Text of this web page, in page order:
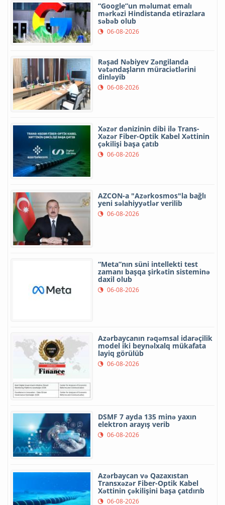
“Google”un məlumat emalı
mərkəzi Hindistanda etirazlara
səbəb olub
06-08-2026
Rəşad Nəbiyev Zəngilanda
vətəndaşların müraciətlərini
dinləyib
06-08-2026
Xəzər dənizinin dibi ilə Trans-
Xəzər Fiber-Optik Kabel Xəttinin
çəkilişi başa çatıb
06-08-2026
AZCON-a "Azərkosmos"la bağlı
yeni səlahiyyətlər verilib
06-08-2026
“Meta”nın süni intellekti test
zamanı başqa şirkətin sisteminə
daxil olub
06-08-2026
Azərbaycanın rəqəmsal idarəçilik
model iki beynəlxalq mükafata
layiq görülüb
06-08-2026
DSMF 7 ayda 135 minə yaxın
elektron arayış verib
06-08-2026
Azərbaycan və Qazaxıstan
Transxəzər Fiber-Optik Kabel
Xəttinin çəkilişini başa çatdırıb
06-08-2026